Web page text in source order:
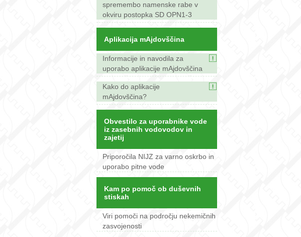
spremembo namenske rabe v
okviru postopka SD OPN1-3
Aplikacija mAjdovščina
Informacije in navodila za
uporabo aplikacije mAjdovščina
Kako do aplikacije
mAjdovščina?
Obvestilo za uporabnike vode
iz zasebnih vodovodov in
zajetij
Priporočila NIJZ za varno oskrbo in
uporabo pitne vode
Kam po pomoč ob duševnih
stiskah
Viri pomoči na področju nekemičnih
zasvojenosti